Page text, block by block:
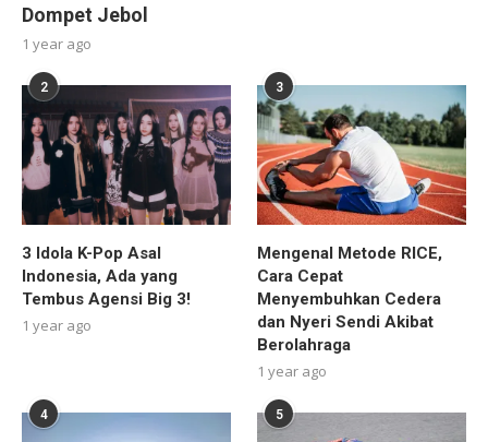
Dompet Jebol
1 year ago
2
3 Idola K-Pop Asal
Indonesia, Ada yang
Tembus Agensi Big 3!
1 year ago
3
Mengenal Metode RICE,
Cara Cepat
Menyembuhkan Cedera
dan Nyeri Sendi Akibat
Berolahraga
1 year ago
4 5